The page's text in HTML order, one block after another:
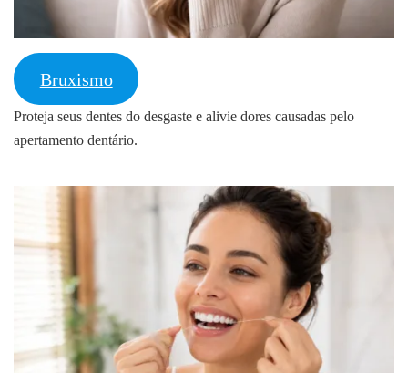
Bruxismo
Proteja seus dentes do desgaste e alivie dores causadas pelo
apertamento dentário.